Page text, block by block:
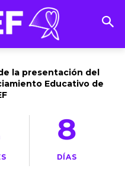
la presentación del
Educativo de
8
DÍAS